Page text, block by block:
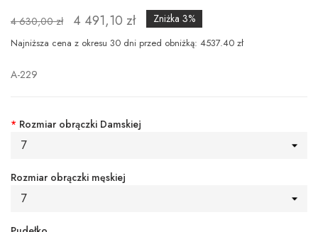
4 630,00 zł 4 491,10 zł Zniżka 3%
Najniższa cena z okresu 30 dni przed obniżką: 4537.40 zł
A-229
* Rozmiar obrączki Damskiej
7
Rozmiar obrączki męskiej
7